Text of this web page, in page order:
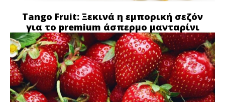
Tango Fruit: Ξεκινά η εμπορική σεζόν
για το premium άσπερμο μανταρίνι